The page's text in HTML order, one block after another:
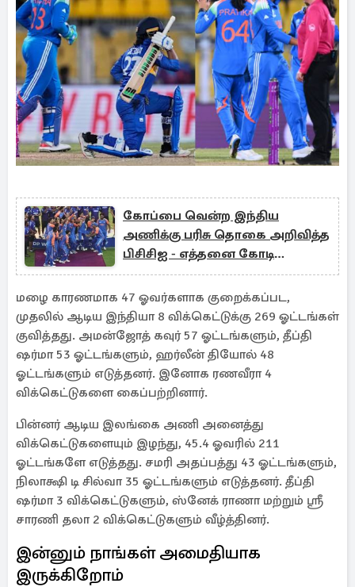
கோப்பை வென்ற இந்திய
அணிக்கு பரிசு தொகை அறிவித்த
பிசிசிஐ - எத்தனை கோடி
தெரியுமா?
மழை காரணமாக 47 ஓவர்களாக குறைக்கப்பட,
முதலில் ஆடிய இந்தியா 8 விக்கெட்டுக்கு 269 ஓட்டங்கள்
குவித்தது. அமன்ஜோத் கவுர் 57 ஓட்டங்களும், தீப்தி
ஷர்மா 53 ஓட்டங்களும், ஹர்லீன் தியோல் 48
ஓட்டங்களும் எடுத்தனர். இனோக ரணவீரா 4
விக்கெட்டுகளை கைப்பற்றினார்.
பின்னர் ஆடிய இலங்கை அணி அனைத்து
விக்கெட்டுகளையும் இழந்து, 45.4 ஓவரில் 211
ஓட்டங்களே எடுத்தது. சமரி அதப்பத்து 43 ஓட்டங்களும்,
நிலாக்ஷி டி சில்வா 35 ஓட்டங்களும் எடுத்தனர். தீப்தி
ஷர்மா 3 விக்கெட்டுகளும், ஸ்னேக் ராணா மற்றும் ஸ்ரீ
சாரணி தலா 2 விக்கெட்டுகளும் வீழ்த்தினர்.
இன்னும் நாங்கள் அமைதியாக
இருக்கிறோம்